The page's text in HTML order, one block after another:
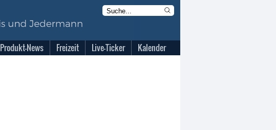
Produkt-News Freizeit Live-Ticker Kalender